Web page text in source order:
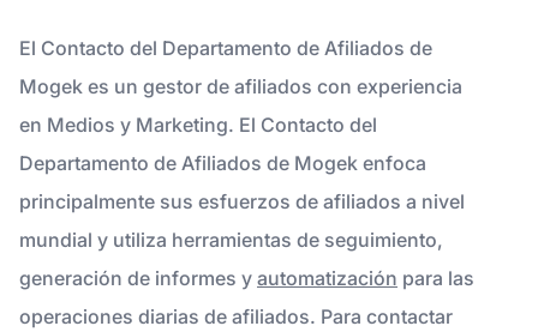
El Contacto del Departamento de Afiliados de
Mogek es un gestor de afiliados con experiencia
en Medios y Marketing. El Contacto del
Departamento de Afiliados de Mogek enfoca
principalmente sus esfuerzos de afiliados a nivel
mundial y utiliza herramientas de seguimiento,
generación de informes y automatización para las
operaciones diarias de afiliados. Para contactar